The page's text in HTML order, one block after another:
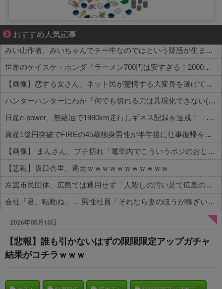
おすすめ人気記事
共感必至の“日常修羅場”短編集！
みい山作者、みいちゃんでチー牛なのではという疑惑が生まれるｗｗｗｗｗｗｗ
世界のケイスケ・ホンダ「ラーメン700円は安すぎる！2000円にするべき」
【画像】恋する女さん、ネット民が驚愕する大変身を遂げてしまう←コレは凄過ぎるw w w w w w w w
ハンターハンターにわか「何でも切れる刀は具現化できない(ﾆﾁｯ」←これ
日産e-power、無給油で1980km走行しギネス記録を達成！→山頂から下ってるだけでした…
資産1億円突破でFIREの45歳独身男性が半年後に仕事復帰を決意した「1通の通知」
【画像】 まんさん、ブチ切れ「電車内でこういうポジのおじ、ガチでイラネ」→
【悲報】坂口杏里、逃走ｗｗｗｗｗｗｗｗｗｗｗ
左翼市民団体、広島では通用せず「人殺しの汚い足で広島の土を踏むな！」→広島県民「お前らの方が汚いんじゃ！」「ワシらが広島県民じゃ」
会社「君、転勤ね」→ 男性社員「それなら妻のほうが稼ぎいいんで辞めます」⇒ 結果・・・
Powered by livedoor 相互RSS
2026年05月10日
【悲報】誰も引かないはずの限限限定アップガチャ
結果がコチラｗｗｗ